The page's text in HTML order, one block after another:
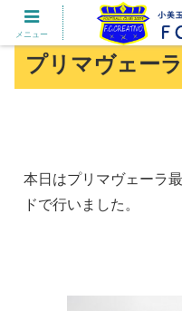
プリマヴェー
本日はプリマヴェーラ
ドで行いました。
メニュー